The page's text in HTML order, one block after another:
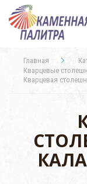
Главная
Кварцевые
Кварцевая